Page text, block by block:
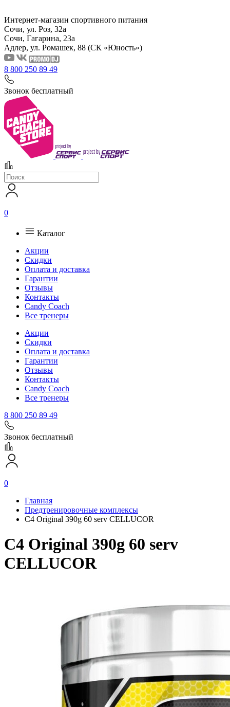
Интернет-магазин спортивного питания
Сочи, ул. Роз, 32а
Сочи, Гагарина, 23а
Адлер, ул. Ромашек, 88 (СК «Юность»)
8 800 250 89 49
Звонок бесплатный
0
Каталог
Акции
Скидки
Оплата и доставка
Гарантии
Отзывы
Контакты
Candy Coach
Все тренеры
Акции
Скидки
Оплата и доставка
Гарантии
Отзывы
Контакты
Candy Coach
Все тренеры
8 800 250 89 49
Звонок бесплатный
0
Главная
Предтренировочные комплексы
C4 Original 390g 60 serv CELLUCOR
C4 Original 390g 60 serv
CELLUCOR